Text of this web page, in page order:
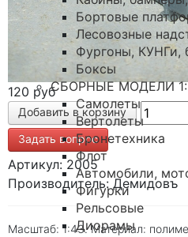
Бортовые
Лесовозные
Фургоны, КУНГи,
Боксы
СБОРНЫЕ МОДЕЛИ
Самолеты
Вертолеты
Бронетехника
Флот
Автомобили,
Фигурки
Рельсовые
Диорамы
120 руб
Задать вопрос
Артикул: 2005
Производитель: Демидовъ
Масштаб: 1:43. Материал: